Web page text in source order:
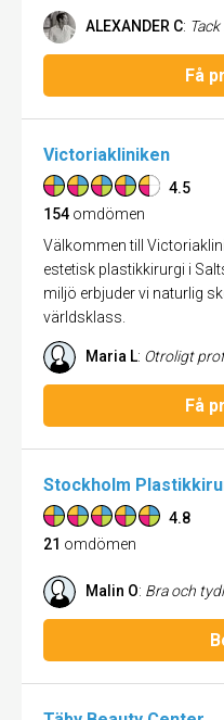
ALEXANDER C: Tack till ett mycket proffsigt och glädjefyllt möte med
Få
Victoriakliniken
4.5
154 omdömen
Välkommen till
estetisk plastikkirurgi i
miljö erbjuder vi naturlig
världsklass.
Maria L: Otroligt proffsigt bemötande, Genuint och varmt
Få
Stockholm
4.8
21 omdömen
Malin O: Bra och tydlig information